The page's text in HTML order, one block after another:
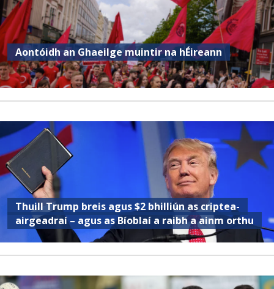
Aontóidh an Ghaeilge muintir na hÉireann
Thuill Trump breis agus $2 bhilliún as criptea-
airgeadraí – agus as Bíoblaí a raibh a ainm orthu